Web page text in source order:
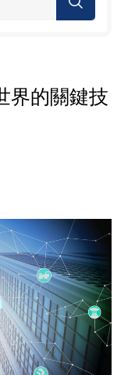
界的關鍵技